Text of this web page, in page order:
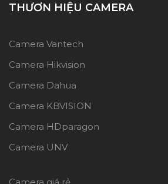
THƯƠN HIỆU CAMERA
Camera Vantech
Camera Hikvision
Camera Dahua
Camera KBVISION
Camera HDparagon
Camera UNV